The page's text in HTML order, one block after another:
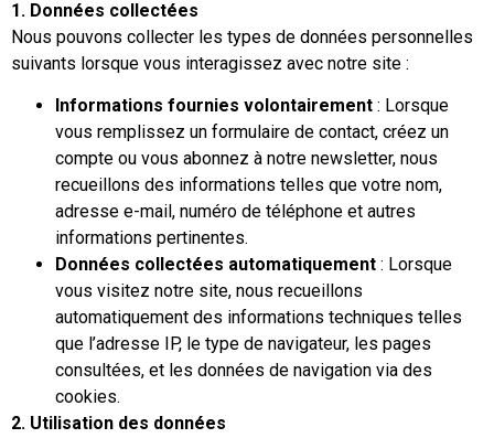
1. Données collectées
Nous pouvons collecter les types de données personnelles
suivants lorsque vous interagissez avec notre site :
Informations fournies volontairement : Lorsque
vous remplissez un formulaire de contact, créez un
compte ou vous abonnez à notre newsletter, nous
recueillons des informations telles que votre nom,
adresse e-mail, numéro de téléphone et autres
informations pertinentes.
Données collectées automatiquement : Lorsque
vous visitez notre site, nous recueillons
automatiquement des informations techniques telles
que l’adresse IP, le type de navigateur, les pages
consultées, et les données de navigation via des
cookies.
2. Utilisation des données